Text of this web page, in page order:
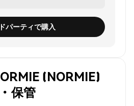
パーティで購入
(NORMIE)
保管